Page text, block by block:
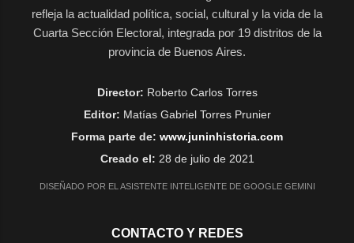
refleja la actualidad política, social, cultural y la vida de la
Cuarta Sección Electoral, integrada por 19 distritos de la
provincia de Buenos Aires.
Director: Roberto Carlos Torres
Editor: Matías Gabriel Torres Prunier
Forma parte de: www.juninhistoria.com
Creado el: 28 de julio de 2021
DISEÑADO POR EL ASISTENTE INTELIGENTE DE GOOGLE GEMINI
CONTACTO Y REDES